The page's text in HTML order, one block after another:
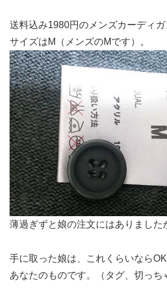
送料込み1980円のメンズカーディガ
サイズはM（メンズのMです）。
薄過ぎずと娘の注文にはありました
手に取った娘は、これくらいなら
あなたのものです。（タグ、切っち